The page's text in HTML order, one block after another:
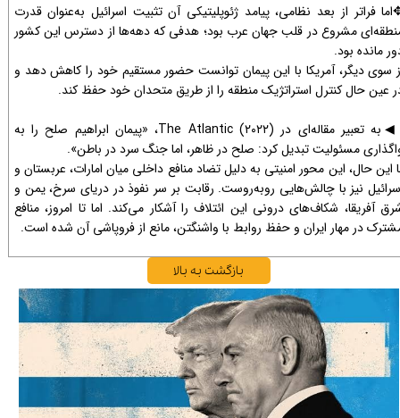
اما فراتر از بعد نظامی، پیامد ژئوپلیتیکی آن تثبیت اسرائیل به‌عنوان قدرت
مشروع در قلب جهان عرب بود؛ هدفی که دهه‌ها از دسترس این کشور
مانده بود.
سوی دیگر، آمریکا با این پیمان توانست حضور مستقیم خود را کاهش دهد و
عین حال کنترل استراتژیک منطقه را از طریق متحدان خود حفظ کند.
◀
به تعبیر مقاله‌ای در The Atlantic (۲۰۲۲)، «پیمان ابراهیم صلح را به
مسئولیت تبدیل کرد: صلح در ظاهر، اما جنگ سرد در باطن».
این حال، این محور امنیتی به دلیل تضاد منافع داخلی میان امارات، عربستان و
نیز با چالش‌هایی روبه‌روست. رقابت بر سر نفوذ در دریای سرخ، یمن و
آفریقا، شکاف‌های درونی این ائتلاف را آشکار می‌کند. اما تا امروز، منافع
در مهار ایران و حفظ روابط با واشنگتن، مانع از فروپاشی آن شده است.​​​​​​​​​​​​​​
بازگشت به بالا